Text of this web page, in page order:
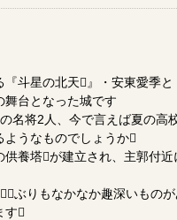
斗星の北天』・安東愛季
舞台となった城です
名将2人、今で言えば夏の高
ようなものでしょうか
養塔が建立され、主郭付
ぶりもなかなか趣深いもの
す